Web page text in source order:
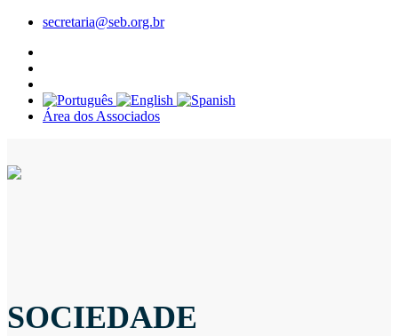
secretaria@seb.org.br
Área dos Associados
SOCIEDADE